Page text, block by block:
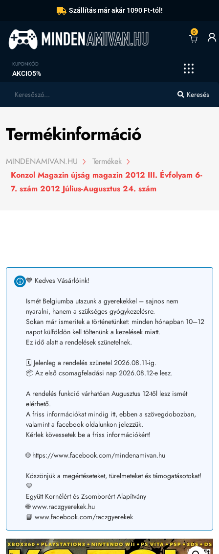
Szállítás már akár 1090 Ft-tól!
0
KUPONKÓD
AKCIO5%
Keresés
Termékinformáció
MINDENAMIVAN.HU
Termékek
Konzol Magazin újság magazin 2012 III. Évfolyam 6-
7. szám 2012 Július-Augusztus 24. szám
💙 Kedves Vásárlóink!
Ismét Belgiumba utazunk a gyerekekkel – sajnos nem
nyaralni, hanem a szükséges gyógykezelésre.
Sokan már ismeritek a történetünket: minden hónapban 10–12
napot külföldön kell töltenünk a kezelések miatt.
Ez idő alatt a rendelések szünetelnek.
🗓️ Jelenleg a rendelés szünetel 2026.08.11-ig.
📦 Az első csomagfeladási nap 2026.08.12-e lesz.
A rendelés funkció várhatóan Augusztus 12-től lesz ismét
elérhető.
A friss információkat mindig itt, ebben a szövegdobozban,
valamint a facebook oldalunkon jelezzük.
Kérlek kövessetek be a friss információkért!
🌐 https://www.facebook.com/mindenamivan.hu
Köszönjük a megértéseteket, türelmeteket és támogatásotokat!
💛
Együtt Kornélért és Zsomborért Alapítvány
🌐 www.raczgyerekek.hu
📘 www.facebook.com/raczgyerekek